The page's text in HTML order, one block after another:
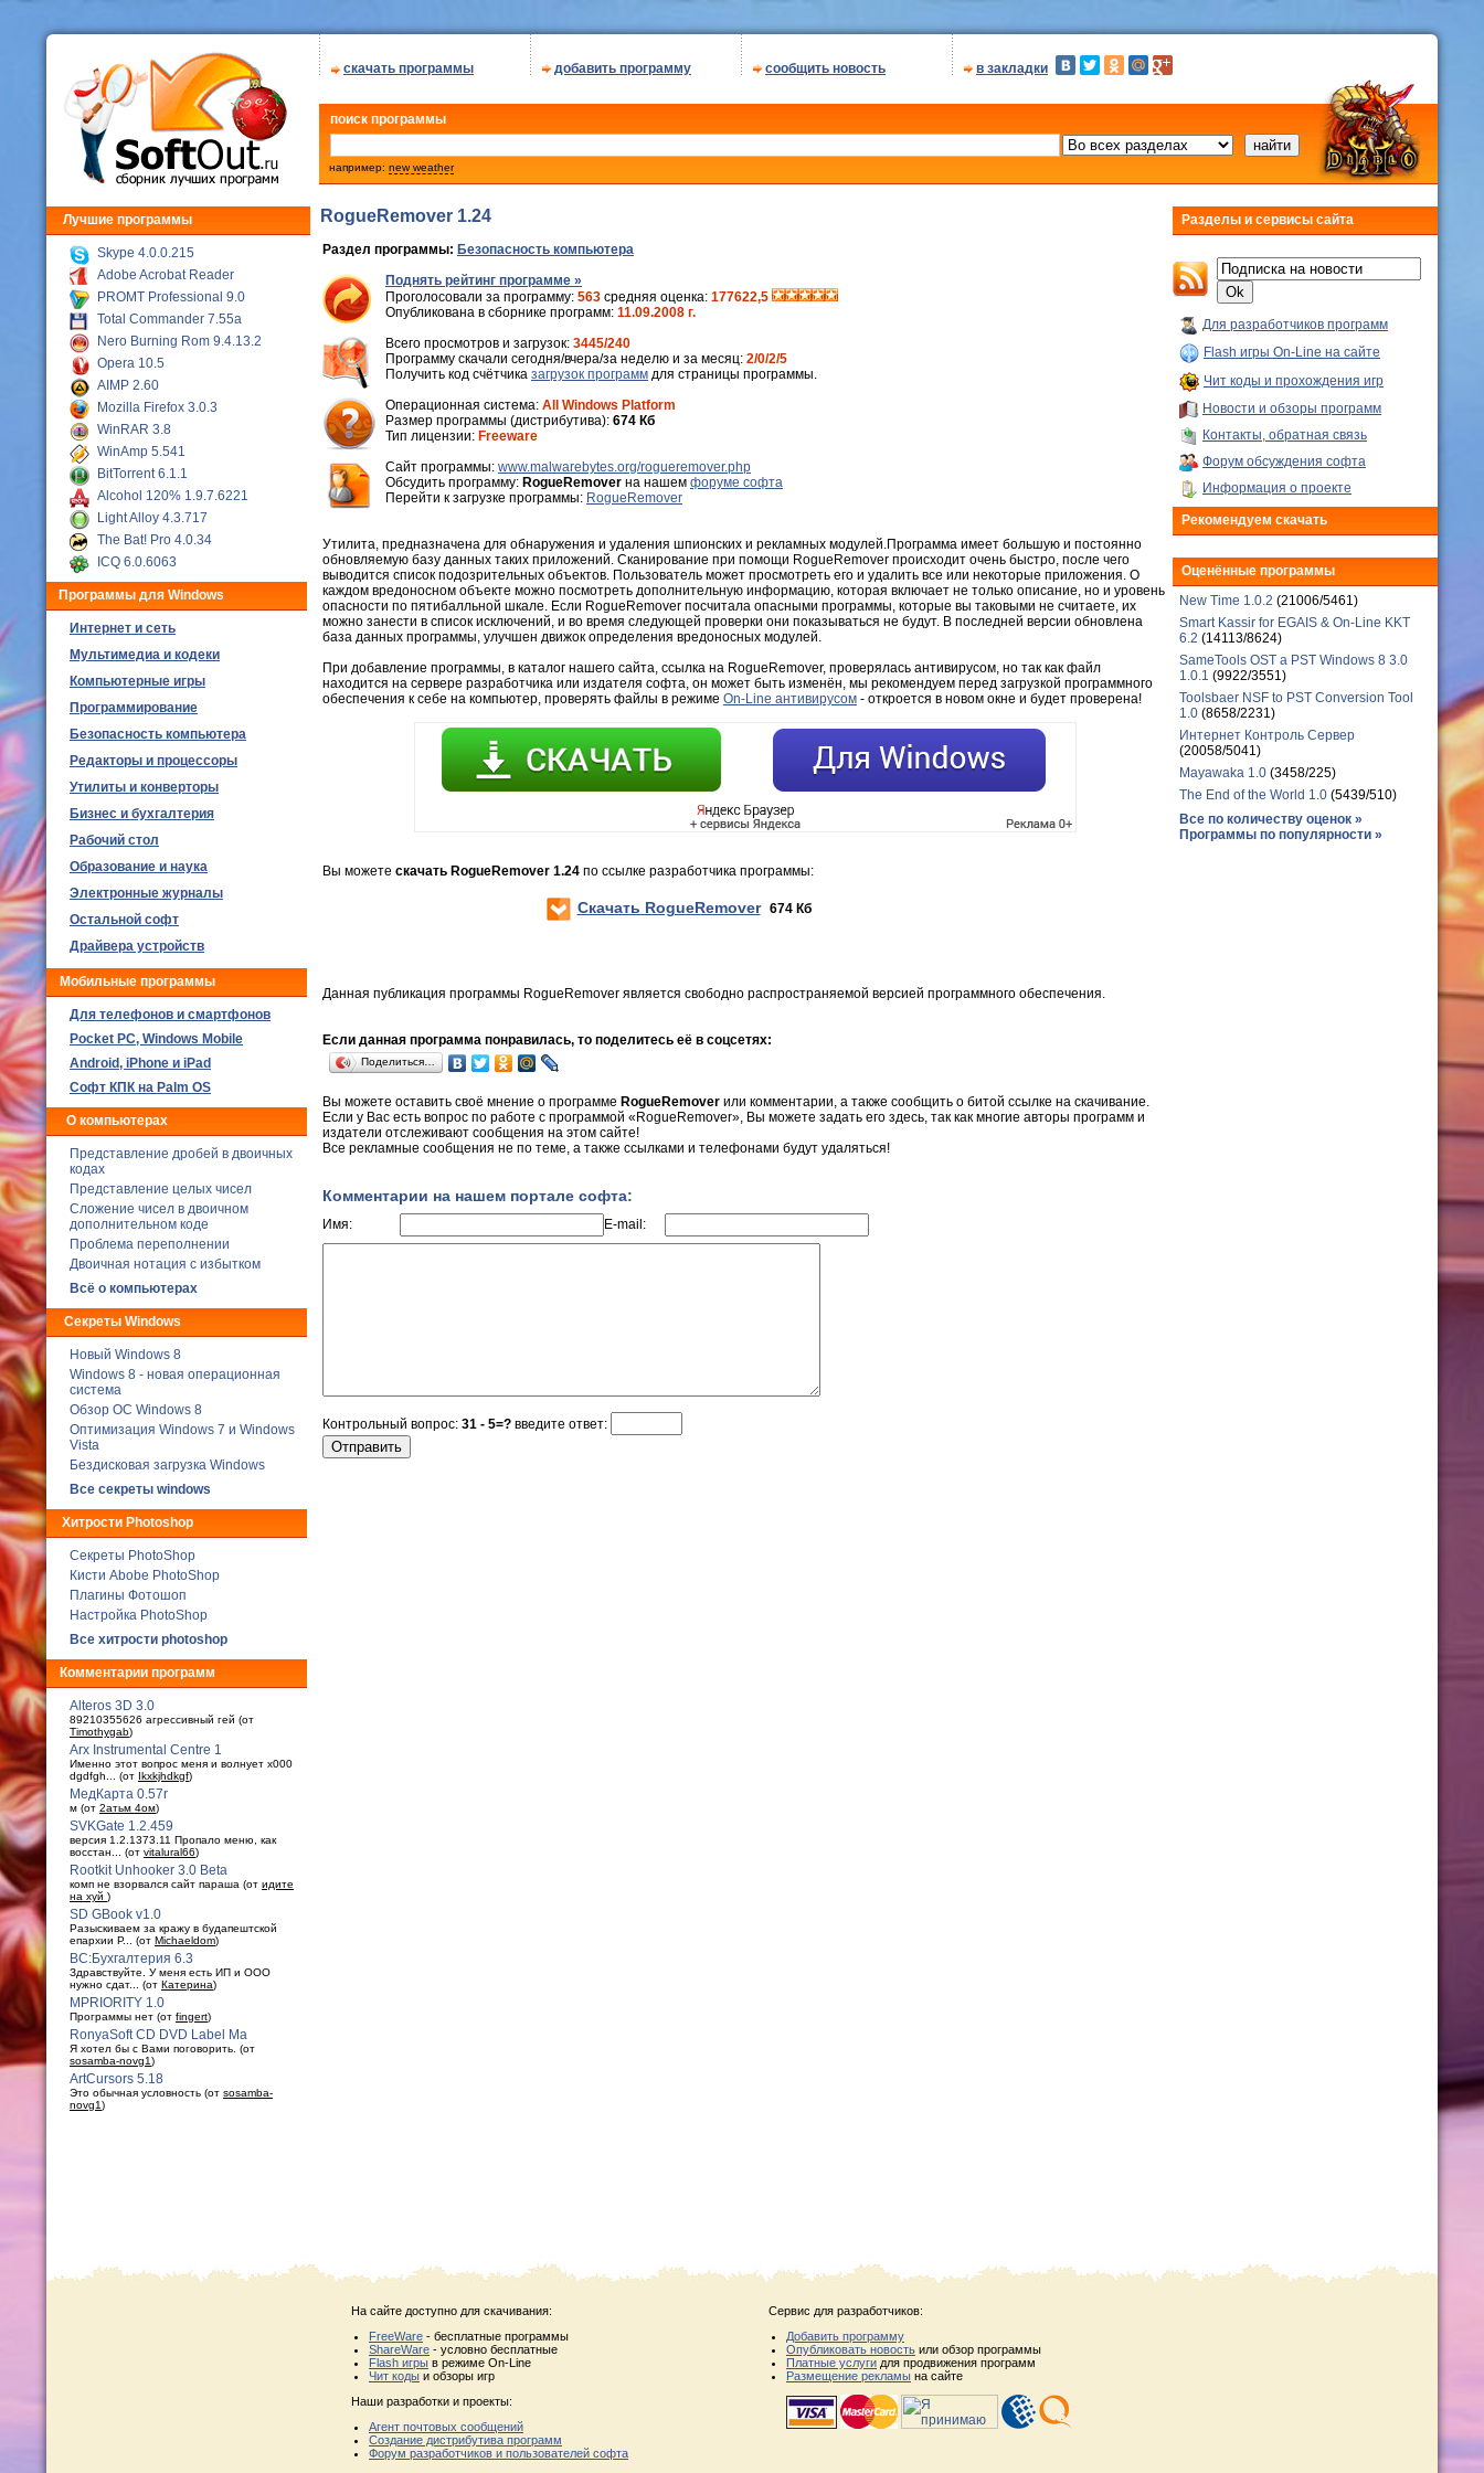
скачать программы добавить программу сообщить новость в закладки
поиск программы
например: new weather
Лучшие программы
Skype 4.0.0.215
Adobe Acrobat Reader
PROMT Professional 9.0
Total Commander 7.55a
Nero Burning Rom 9.4.13.2
Opera 10.5
AIMP 2.60
Mozilla Firefox 3.0.3
WinRAR 3.8
WinAmp 5.541
BitTorrent 6.1.1
Alcohol 120% 1.9.7.6221
Light Alloy 4.3.717
The Bat! Pro 4.0.34
ICQ 6.0.6063
Программы для Windows
Интернет и сеть
Мультимедиа и кодеки
Компьютерные игры
Программирование
Безопасность компьютера
Редакторы и процессоры
Утилиты и конверторы
Бизнес и бухгалтерия
Рабочий стол
Образование и наука
Электронные журналы
Остальной софт
Драйвера устройств
Мобильные программы
Для телефонов и смартфонов
Poсket PC, Windows Mobile
Android, iPhone и iPad
Софт КПК на Palm OS
О компьютерах
Представление дробей в двоичных
кодах
Представление целых чисел
Сложение чисел в двоичном
дополнительном коде
Проблема переполнении
Двоичная нотация с избытком
Всё о компьютерах
Секреты Windows
Новый Windows 8
Windows 8 - новая операционная
система
Обзор ОС Windows 8
Оптимизация Windows 7 и Windows
Vista
Бездисковая загрузка Windows
Все секреты windows
Хитрости Photoshop
Секреты PhotoShop
Кисти Abobe PhotoShop
Плагины Фотошоп
Настройка PhotoShop
Все хитрости photoshop
Комментарии программ
Alteros 3D 3.0
89210355626 агрессивный гей (от
Timothygab)
Arx Instrumental Centre 1
Именно этот вопрос меня и волнует x000
dgdfgh... (от Ikxkjhdkgf)
МедКарта 0.57r
м (от 2атьм 4ом)
SVKGate 1.2.459
версия 1.2.1373.11 Пропало меню, как
восстан... (от vitalural66)
Rootkit Unhooker 3.0 Beta
комп не взорвался сайт параша (от идите
на хуй )
SD GBook v1.0
Разыскиваем за кражу в будaпештской
епархии Р... (от Michaeldom)
ВС:Бухгалтерия 6.3
Здравствуйте. У меня есть ИП и ООО
нужно сдат... (от Катерина)
MPRIORITY 1.0
Программы нет (от fingert)
RonyaSoft CD DVD Label Ma
Я хотел бы с Вами поговорить. (от
sosamba-novg1)
ArtCursors 5.18
Это обычная условность (от sosamba-
novg1)
RogueRemover 1.24
Раздел программы: Безопасность компьютера
Поднять рейтинг программе »
Проголосовали за программу: 563 средняя оценка: 177622,5
Опубликована в сборнике программ: 11.09.2008 г.
Всего просмотров и загрузок: 3445/240
Программу скачали сегодня/вчера/за неделю и за месяц: 2/0/2/5
Получить код счётчика загрузок программ для страницы программы.
Операционная система: All Windows Platform
Размер программы (дистрибутива): 674 Кб
Тип лицензии: Freeware
Cайт программы: www.malwarebytes.org/rogueremover.php
Обсудить программу: RogueRemover на нашем форуме софта
Перейти к загрузке программы: RogueRemover
Утилита, предназначена для обнаружения и удаления шпионских и рекламных модулей.Программа имеет большую и постоянно
обновляемую базу данных таких приложений. Сканирование при помощи RogueRemover происходит очень быстро, после чего
выводится список подозрительных объектов. Пользователь может просмотреть его и удалить все или некоторые приложения. О
каждом вредоносном объекте можно посмотреть дополнительную информацию, которая включает не только описание, но и уровень
опасности по пятибалльной шкале. Если RogueRemover посчитала опасными программы, которые вы таковыми не считаете, их
можно занести в список исключений, и во время следующей проверки они показываться не будут. В последней версии обновлена
база данных программы, улучшен движок определения вредоносных модулей.
При добавление программы, в каталог нашего сайта, ссылка на RogueRemover, проверялась антивирусом, но так как файл
находится на сервере разработчика или издателя софта, он может быть изменён, мы рекомендуем перед загрузкой программного
обеспечения к себе на компьютер, проверять файлы в режиме On-Line антивирусом - откроется в новом окне и будет проверена!
Вы можете скачать RogueRemover 1.24 по ссылке разработчика программы:
Скачать RogueRemover 674 Кб
Данная публикация программы RogueRemover является свободно распространяемой версией программного обеспечения.
Если данная программа понравилась, то поделитесь её в соцсетях:
Поделиться…
Вы можете оставить своё мнение о программе RogueRemover или комментарии, а также сообщить о битой ссылке на скачивание.
Если у Вас есть вопрос по работе с программой «RogueRemover», Вы можете задать его здесь, так как многие авторы программ и
издатели отслеживают сообщения на этом сайте!
Все рекламные сообщения не по теме, а также ссылками и телефонами будут удаляться!
Комментарии на нашем портале софта:
Имя: E-mail:
Контрольный вопрос: 31 - 5=? введите ответ:
Разделы и сервисы сайта
Для разработчиков программ
Flash игры On-Line на сайте
Чит коды и прохождения игр
Новости и обзоры программ
Контакты, обратная связь
Форум обсуждения софта
Информация о проекте
Рекомендуем скачать
Оценённые программы
New Time 1.0.2 (21006/5461)
Smart Kassir for EGAIS & On-Line KKT
6.2 (14113/8624)
SameTools OST a PST Windows 8 3.0
1.0.1 (9922/3551)
Toolsbaer NSF to PST Conversion Tool
1.0 (8658/2231)
Интернет Контроль Сервер
(20058/5041)
Mayawaka 1.0 (3458/225)
The End of the World 1.0 (5439/510)
Все по количеству оценок »
Программы по популярности »
На сайте доступно для скачивания:
FreeWare - бесплатные программы
ShareWare - условно бесплатные
Flash игры в режиме On-Line
Чит коды и обзоры игр
Наши разработки и проекты:
Агент почтовых сообщений
Создание дистрибутива программ
Форум разработчиков и пользователей софта
Сервис для разработчиков:
Добавить программу
Опубликовать новость или обзор программы
Платные услуги для продвижения программ
Размещение рекламы на сайте